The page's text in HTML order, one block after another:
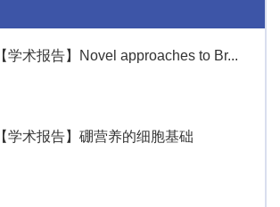
【学术报告】Novel approaches to Br...
【学术报告】硼营养的细胞基础